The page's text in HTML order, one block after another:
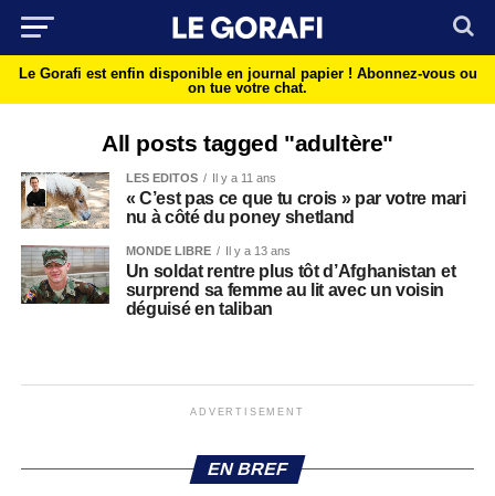
Le Gorafi est enfin disponible en journal papier ! Abonnez-vous ou
on tue votre chat.
All posts tagged "adultère"
LES EDITOS Il y a 11 ans
« C’est pas ce que tu crois » par votre mari
nu à côté du poney shetland
MONDE LIBRE Il y a 13 ans
Un soldat rentre plus tôt d’Afghanistan et
surprend sa femme au lit avec un voisin
déguisé en taliban
ADVERTISEMENT
EN BREF